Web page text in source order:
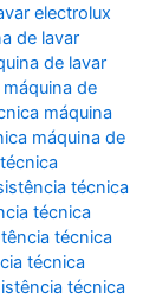
electrolux
de lavar
de lavar
de
máquina
máquina de
técnica
técnica
técnica
técnica
técnica